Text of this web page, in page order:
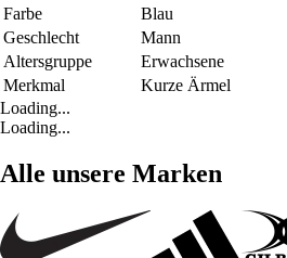
Farbe
Blau
Geschlecht
Mann
Altersgruppe
Erwachsene
Merkmal
Kurze Ärmel
Loading...
Loading...
Alle unsere Marken